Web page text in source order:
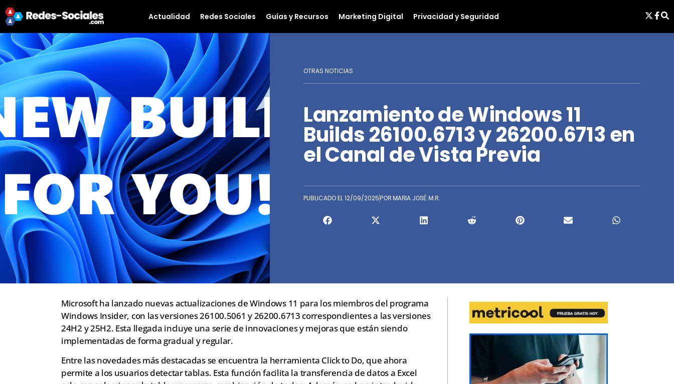
Actualidad Redes Sociales Guías y Recursos Marketing Digital Privacidad y Seguridad
OTRAS NOTICIAS
Lanzamiento de Windows 11
Builds 26100.6713 y 26200.6713 en
el Canal de Vista Previa
PUBLICADO EL12/09/2025 POR MARIA JOSÉ M.R.
Microsoft ha lanzado nuevas actualizaciones de Windows 11 para los miembros del programa
Windows Insider, con las versiones 26100.5061 y 26200.6713 correspondientes a las versiones
24H2 y 25H2. Esta llegada incluye una serie de innovaciones y mejoras que están siendo
implementadas de forma gradual y regular.
Entre las novedades más destacadas se encuentra la herramienta Click to Do, que ahora
permite a los usuarios detectar tablas. Esta función facilita la transferencia de datos a Excel